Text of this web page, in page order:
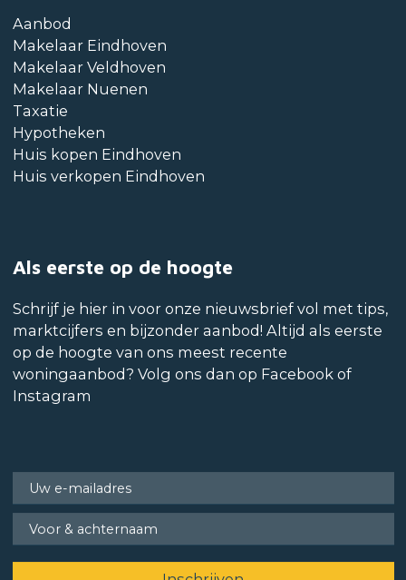
Aanbod
Makelaar Eindhoven
Makelaar Veldhoven
Makelaar Nuenen
Taxatie
Hypotheken
Huis kopen Eindhoven
Huis verkopen Eindhoven
Als eerste op de hoogte
Schrijf je hier in voor onze nieuwsbrief vol met tips,
marktcijfers en bijzonder aanbod! Altijd als eerste
op de hoogte van ons meest recente
woningaanbod? Volg ons dan op Facebook of
Instagram